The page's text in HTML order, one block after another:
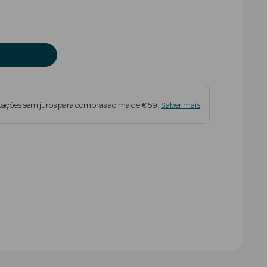
sem juros para compras acima de € 59. Saber mais